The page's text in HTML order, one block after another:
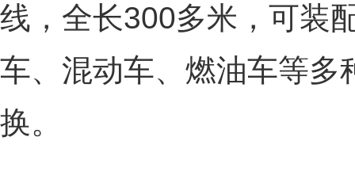
线，全长300多米，可装
车、混动车、燃油车等多
换。